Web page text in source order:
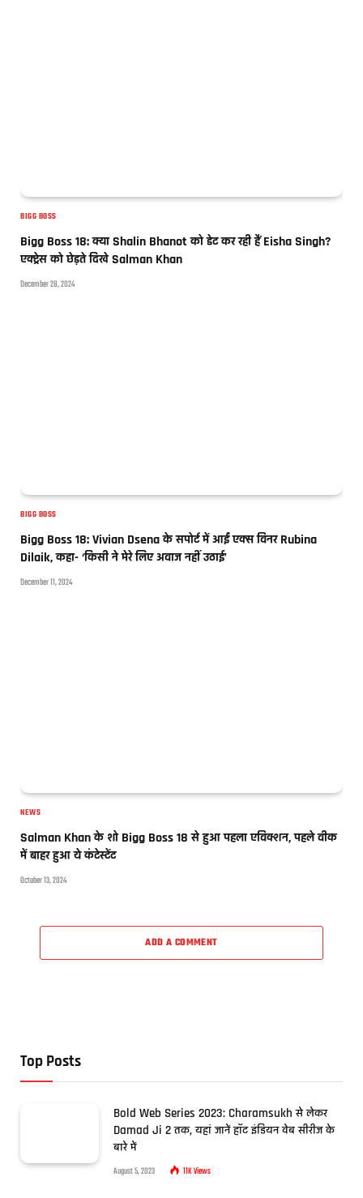
BIGG BOSS
Bigg Boss 18: क्या Shalin Bhanot को डेट कर रही हैं Eisha Singh?
एक्ट्रेस को छेड़ते दिखे Salman Khan
December 28, 2024
BIGG BOSS
Bigg Boss 18: Vivian Dsena के सपोर्ट में आईं एक्स विनर Rubina
Dilaik, कहा- ‘किसी ने मेरे लिए अवाज नहीं उठाई’
December 11, 2024
NEWS
Salman Khan के शो Bigg Boss 18 से हुआ पहला एविक्शन, पहले वीक
में बाहर हुआ ये कंटेस्टेंट
October 13, 2024
ADD A COMMENT
Top Posts
Bold Web Series 2023: Charamsukh से लेकर
Damad Ji 2 तक, यहां जानें हॉट इंडियन वेब सीरीज के
बारे में
August 5, 2023 11KViews